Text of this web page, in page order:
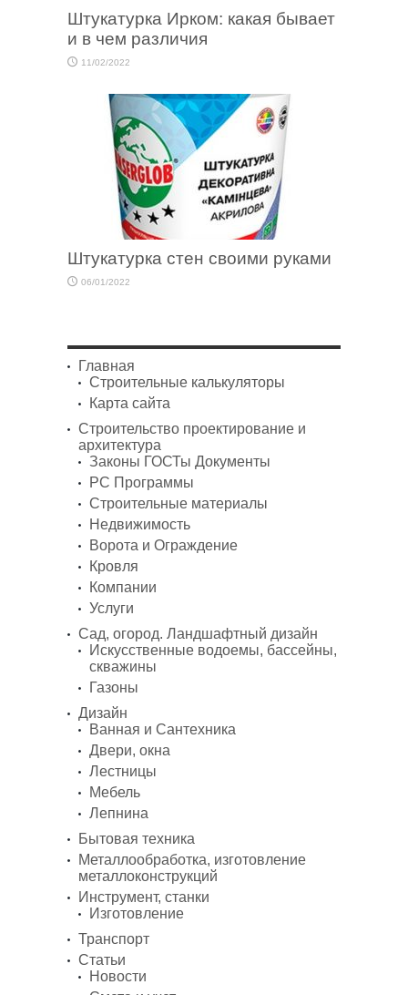
Штукатурка Ирком: какая бывает
и в чем различия
11/02/2022
Штукатурка стен своими руками
06/01/2022
Главная
Строительные калькуляторы
Карта сайта
Строительство проектирование и
архитектура
Законы ГОСТы Документы
PC Программы
Строительные материалы
Недвижимость
Ворота и Ограждение
Кровля
Компании
Услуги
Сад, огород. Ландшафтный дизайн
Искусственные водоемы, бассейны,
скважины
Газоны
Дизайн
Ванная и Сантехника
Двери, окна
Лестницы
Мебель
Лепнина
Бытовая техника
Металлообработка, изготовление
металлоконструкций
Инструмент, станки
Изготовление
Транспорт
Статьи
Новости